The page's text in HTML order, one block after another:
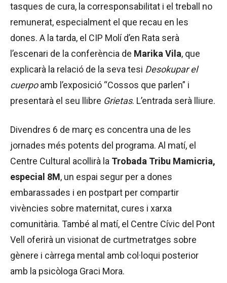
tasques de cura, la corresponsabilitat i el treball no
remunerat, especialment el que recau en les
dones. A la tarda, el CIP Molí d’en Rata serà
l’escenari de la conferència de Marika Vila, que
explicarà la relació de la seva tesi Desokupar el
cuerpoamb l’exposició “Cossos que parlen” i
presentarà el seu llibre Grietas. L’entrada serà lliure.
Divendres 6 de març es concentra una de les
jornades més potents del programa. Al matí, el
Centre Cultural acollirà la Trobada Tribu Mamicria,
especial 8M, un espai segur per a dones
embarassades i en postpart per compartir
vivències sobre maternitat, cures i xarxa
comunitària. També al matí, el Centre Cívic del Pont
Vell oferirà un visionat de curtmetratges sobre
gènere i càrrega mental amb col·loqui posterior
amb la psicòloga Graci Mora.